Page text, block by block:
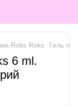
Roks Roks Гель
6 ml.